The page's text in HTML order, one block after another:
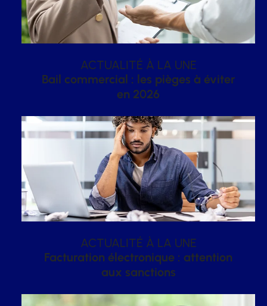
ACTUALITÉ À LA UNE
Bail commercial : les pièges à éviter
en 2026
ACTUALITÉ À LA UNE
Facturation électronique : attention
aux sanctions